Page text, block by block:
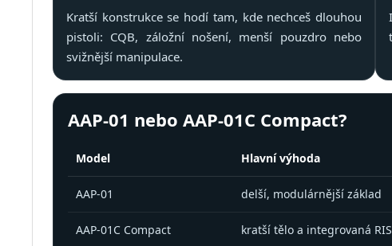
Kratší konstrukce se hodí tam, kde nechceš dlouhou
pistoli: CQB, záložní nošení, menší pouzdro nebo
svižnější manipulace.
AAP-01 nebo AAP-01C Compact?
Model Hlavní výhoda
AAP-01 delší, modulárnější základ
AAP-01C Compact kratší tělo a integrovaná